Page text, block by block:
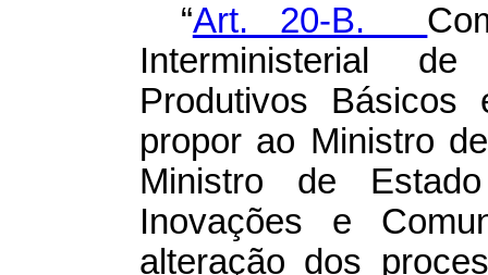
“Art. 20-B.
Interministerial
Produtivos Básicos
propor ao Ministro
Ministro de
Inovações e
alteração dos